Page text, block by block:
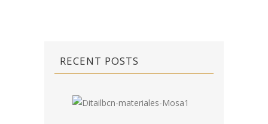
RECENT POSTS